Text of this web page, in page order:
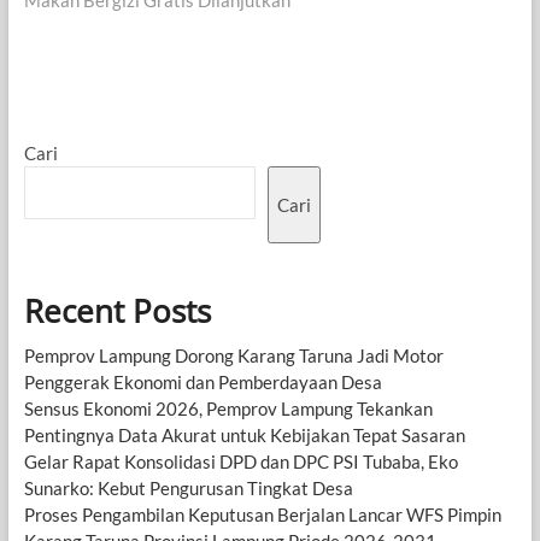
Cari
Cari
Recent Posts
Pemprov Lampung Dorong Karang Taruna Jadi Motor
Penggerak Ekonomi dan Pemberdayaan Desa
Sensus Ekonomi 2026, Pemprov Lampung Tekankan
Pentingnya Data Akurat untuk Kebijakan Tepat Sasaran
Gelar Rapat Konsolidasi DPD dan DPC PSI Tubaba, Eko
Sunarko: Kebut Pengurusan Tingkat Desa
Proses Pengambilan Keputusan Berjalan Lancar WFS Pimpin